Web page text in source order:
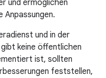
und ermöglichen
und in der
keine öffentlichen
ist, sollten
feststellen,